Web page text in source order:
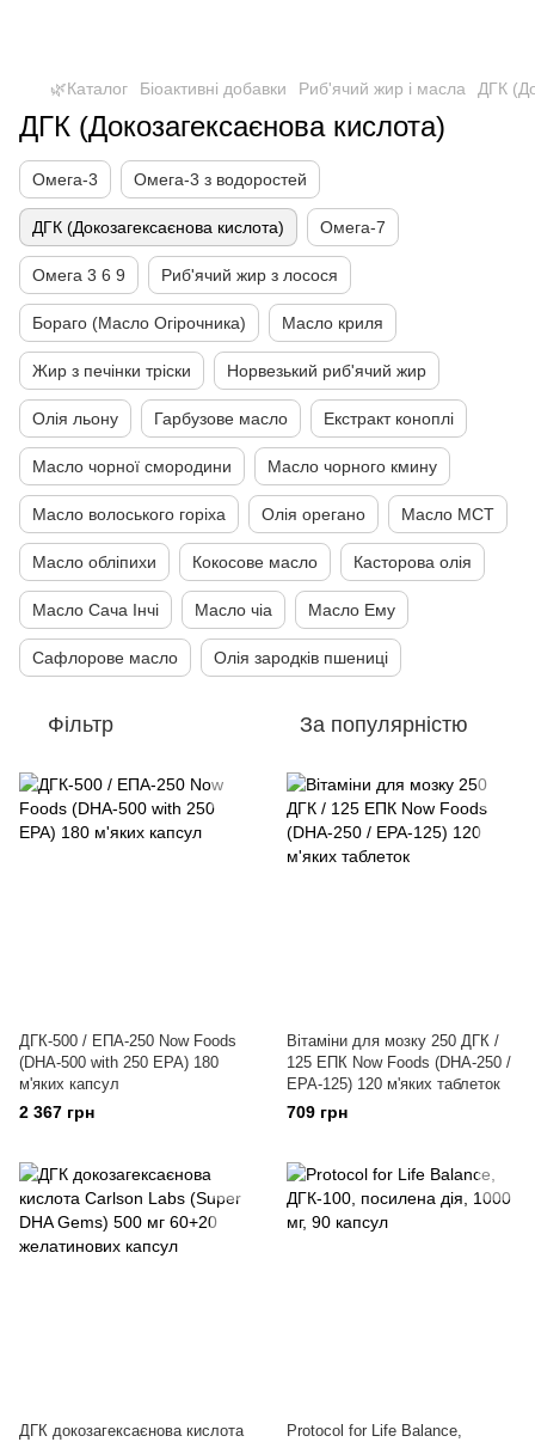
🌿Каталог Біоактивні добавки Риб'ячий жир і масла ДГК
ДГК (Докозагексаєнова кислота)
Омега-3 Омега-3 з водоростей
ДГК (Докозагексаєнова кислота) Омега-7
Омега 3 6 9 Риб'ячий жир з лосося
Бораго (Масло Огірочника) Масло криля
Жир з печінки тріски Норвезький риб'ячий жир
Олія льону Гарбузове масло Екстракт коноплі
Масло чорної смородини Масло чорного кмину
Масло волоського горіха Олія орегано Масло МСТ
Масло обліпихи Кокосове масло Касторова олія
Масло Сача Інчі Масло чіа Масло Ему
Сафлорове масло Олія зародків пшениці
Фільтр За популярністю
ДГК-500 / ЕПА-250 Now Foods
(DHA-500 with 250 EPA) 180
м'яких капсул
2 367 грн
Вітаміни для мозку 250 ДГК /
125 ЕПК Now Foods (DHA-250 /
EPA-125) 120 м'яких таблеток
709 грн
ДГК докозагексаєнова кислота
Protocol for Life Balance,